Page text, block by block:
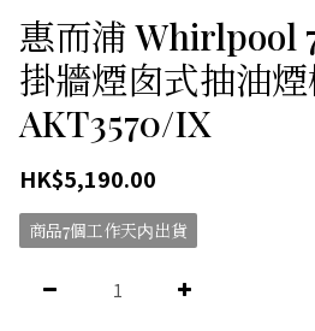
惠而浦 Whirlpool
掛牆煙囱式抽油
AKT3570/IX
HK$5,190.00
商品7個工作天内出貨